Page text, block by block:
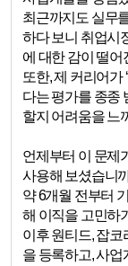
최근까지도 실무
하다 보니 취업시
에 대한 감이 떨어
또한, 제 커리어가
다는 평가를 종종
할지 어려움을 느
언제부터 이 문제
사용해 보셨습니
약 6개월 전부터
해 이직을 고민하
이후 원티드, 잡코
을 등록하고, 사업